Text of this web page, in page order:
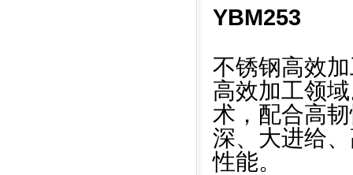
YBM253
不锈钢高效
高效加工领
术，配合高
深、大进给
性能。